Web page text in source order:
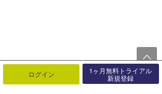
ログイン 1ヶ月無料トライアル
新規登録